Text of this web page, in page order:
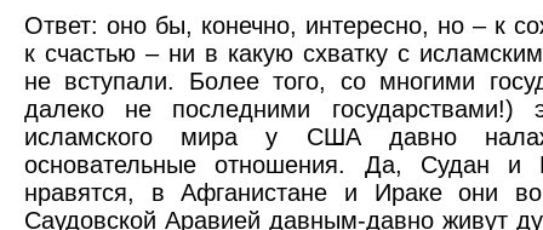
Ответ: оно бы, конечно, интересно, но – к
к счастью – ни в какую схватку с
не вступали. Более того, со многими
далеко не последними государствами!)
исламского мира у США давно
основательные отношения. Да, Судан
нравятся, в Афганистане и Ираке они
Саудовской Аравией давным-давно живут